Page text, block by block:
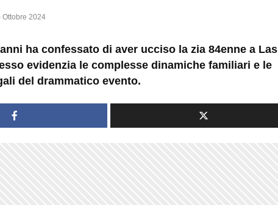
Ottobre 2024
ha confessato di aver ucciso la zia 84enne a Las
evidenzia le complesse dinamiche familiari e le
del drammatico evento.